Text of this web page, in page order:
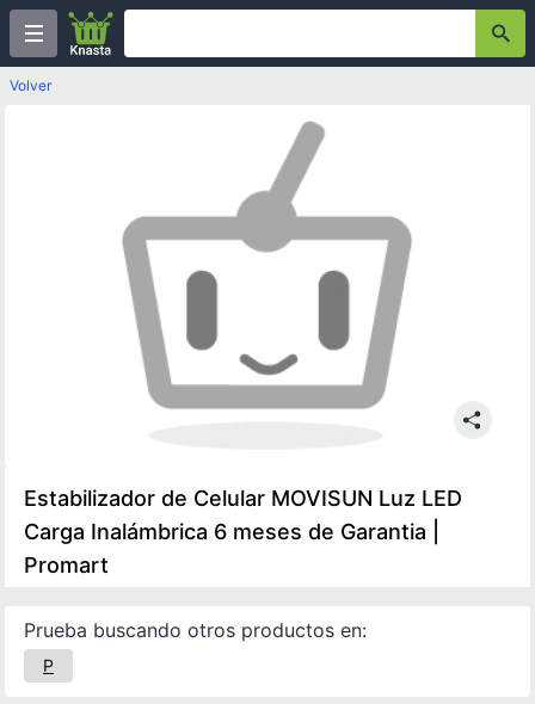
Volver
Estabilizador de Celular MOVISUN Luz LED
Carga Inalámbrica 6 meses de Garantia |
Promart
Prueba buscando otros productos en:
P